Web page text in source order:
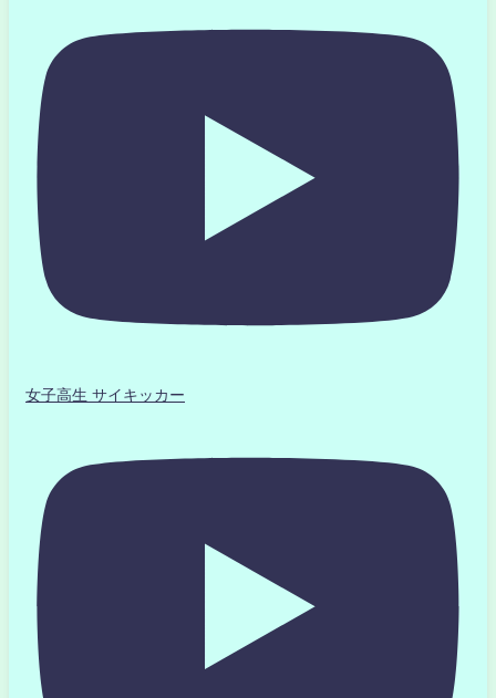
女子高生 サイキッカー